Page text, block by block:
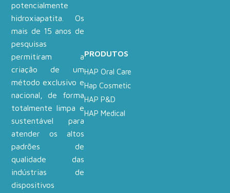
potencialmente
hidroxiapatita. Os
mais de 15 anos de
pesquisas
permitiram a
criação de um
método exclusivo e
nacional, de forma
totalmente limpa e
sustentável para
atender os altos
padrões de
qualidade das
indústrias de
dispositivos
PRODUTOS
HAP Oral Care
Hap Cosmetic
HAP P&D
HAP Medical